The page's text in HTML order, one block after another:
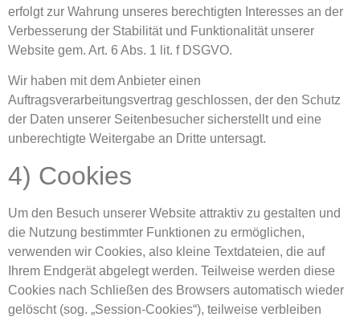
erfolgt zur Wahrung unseres berechtigten Interesses an der
Verbesserung der Stabilität und Funktionalität unserer
Website gem. Art. 6 Abs. 1 lit. f DSGVO.
Wir haben mit dem Anbieter einen
Auftragsverarbeitungsvertrag geschlossen, der den Schutz
der Daten unserer Seitenbesucher sicherstellt und eine
unberechtigte Weitergabe an Dritte untersagt.
4) Cookies
Um den Besuch unserer Website attraktiv zu gestalten und
die Nutzung bestimmter Funktionen zu ermöglichen,
verwenden wir Cookies, also kleine Textdateien, die auf
Ihrem Endgerät abgelegt werden. Teilweise werden diese
Cookies nach Schließen des Browsers automatisch wieder
gelöscht (sog. „Session-Cookies“), teilweise verbleiben